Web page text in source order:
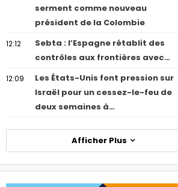
serment comme nouveau
président de la Colombie
12:12
Sebta : l’Espagne rétablit des
contrôles aux frontières avec…
12:09
Les États-Unis font pression sur
Israël pour un cessez-le-feu de
deux semaines à…
Afficher Plus